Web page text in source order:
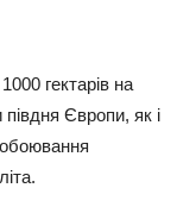
гектарів на
Європи, як і